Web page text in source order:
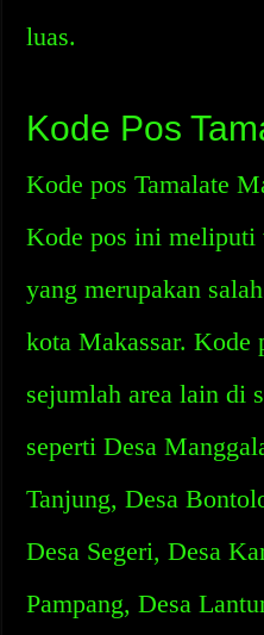
luas.
Kode Pos
Kode pos Tamalate
Kode pos ini meliputi
yang merupakan
kota Makassar. Kode
sejumlah area lain di
seperti Desa
Tanjung, Desa
Desa Segeri, Desa
Pampang, Desa